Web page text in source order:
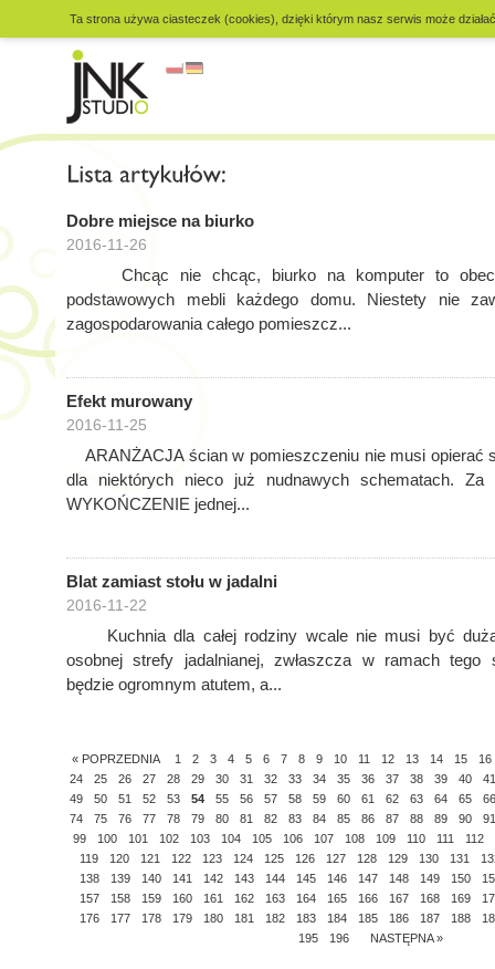
Ta strona używa ciasteczek (cookies), dzięki którym nasz serwis może
Dobre miejsce na biurko
2016-11-26
Chcąc nie chcąc, biurko na komputer to
podstawowych mebli każdego domu. Niestety nie
zagospodarowania całego pomieszcz...
Efekt murowany
2016-11-25
ARANŻACJA ścian w pomieszczeniu nie musi opierać
dla niektórych nieco już nudnawych schematach. Za
WYKOŃCZENIE jednej...
Blat zamiast stołu w jadalni
2016-11-22
Kuchnia dla całej rodziny wcale nie musi być
osobnej strefy jadalnianej, zwłaszcza w ramach tego
będzie ogromnym atutem, a...
« POPRZEDNIA 1 2 3 4 5 6 7 8 9 10 11 12 13 14 15
16
24
25 26 27 28 29 30 31 32 33 34 35 36 37 38 39 40
41
49
50 51 52 53 54 55 56 57 58 59 60 61 62 63 64 65
66
74
75 76 77 78 79 80 81 82 83 84 85 86 87 88 89 90
91
99
100 101 102 103 104 105 106 107 108 109 110 111 112
119
120 121 122 123 124 125 126 127 128 129 130 131
138
139 140 141 142 143 144 145 146 147 148 149 150
157
158 159 160 161 162 163 164 165 166 167 168 169
176
177 178 179 180 181 182 183 184 185 186 187 188
195
196 NASTĘPNA »